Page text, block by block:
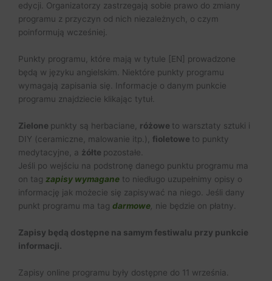
edycji. Organizatorzy zastrzegają sobie prawo do zmiany
programu z przyczyn od nich niezależnych, o czym
poinformują wcześniej.
Punkty programu, które mają w tytule [EN] prowadzone
będą w języku angielskim. Niektóre punkty programu
wymagają zapisania się. Informacje o danym punkcie
programu znajdziecie klikając tytuł.
Zielone punkty są herbaciane, różowe to warsztaty sztuki i
DIY (ceramiczne, malowanie itp.), fioletowe to punkty
medytacyjne, a żółte pozostałe.
Jeśli po wejściu na podstronę danego punktu programu ma
on tag zapisy wymagane to niedługo uzupełnimy opisy o
informację jak możecie się zapisywać na niego. Jeśli dany
punkt programu ma tag darmowe nie będzie on płatny.
Zapisy będą dostępne na samym festiwalu przy punkcie
informacji.
Zapisy online programu były dostępne do 11 września.